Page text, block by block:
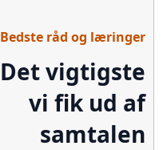
Bedste råd og læringer
Det vigtigste
vi fik ud af
samtalen